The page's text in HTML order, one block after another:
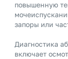
повышенную
запоры или
Диагностика
включает